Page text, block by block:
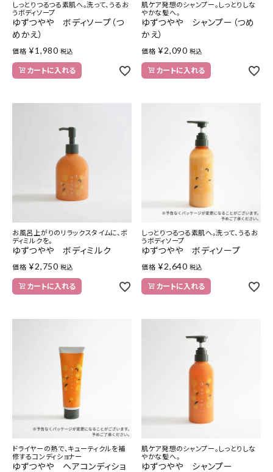
しっとりつるつる素肌へ。洗って、うるお
うボディソープ
ゆずつやや ボディソープ（つ
めかえ）
価格 ¥1,980 税込
カートに入れる
肌ケア発想のシャンプー。しっとりしな
やかな髪へ。
ゆずつやや シャンプー（つめ
かえ）
価格 ¥2,090 税込
カートに入れる
お風呂上がりのリラックスタイムに、ボ
ディミルクを。
ゆずつやや ボディミルク
価格 ¥2,750 税込
カートに入れる
しっとりつるつる素肌へ。洗って、うるお
うボディソープ
ゆずつやや ボディソープ
価格 ¥2,640 税込
カートに入れる
ドライヤーの熱で、キューティクルを補
修するコンディショナー
ゆずつやや ヘアコンディショ
肌ケア発想のシャンプー。しっとりしな
やかな髪へ。
ゆずつやや シャンプー